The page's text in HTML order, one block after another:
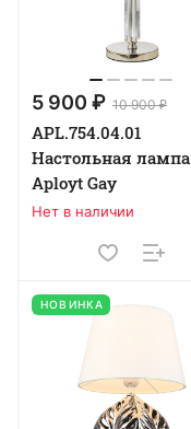
5 900 ₽ 10 900 ₽
APL.754.04.01
Настольная лампа
Aployt Gay
Нет в наличии
НОВИНКА